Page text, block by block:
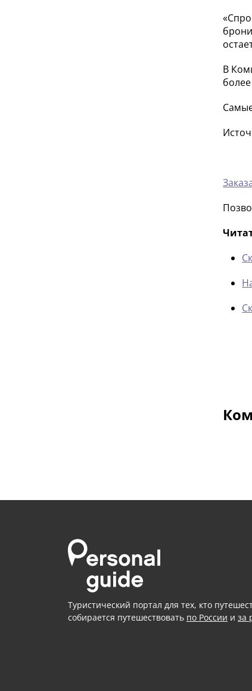
В
Туристический портал для тех, кто
собирается путешествовать по России и за